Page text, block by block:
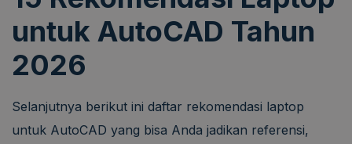
untuk AutoCAD Tahun
2026
Selanjutnya berikut ini daftar rekomendasi laptop
untuk AutoCAD yang bisa Anda jadikan referensi,